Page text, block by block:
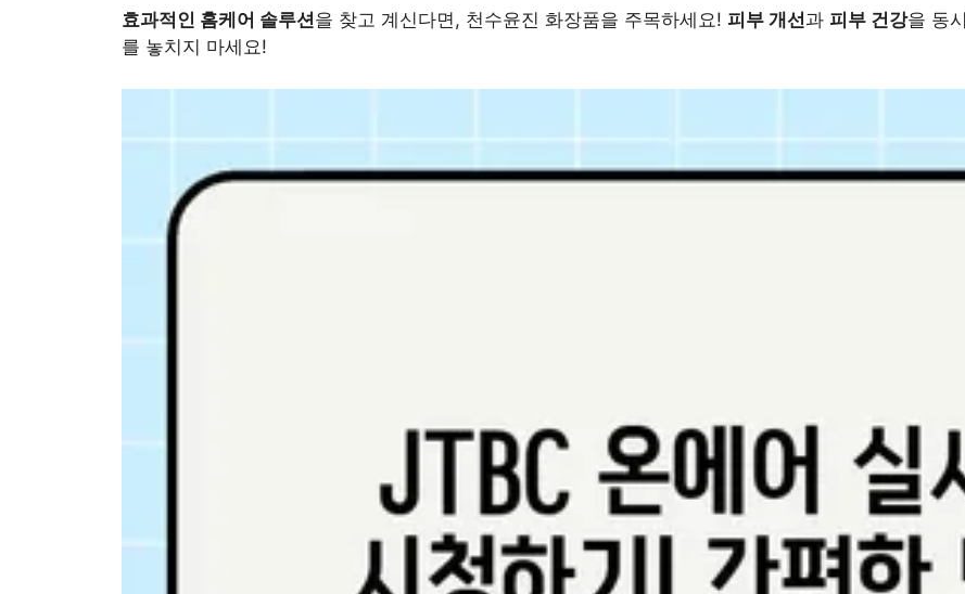
효과적인 홈케어 솔루션을 찾고 계신다면, 천수윤진 화장품을 주목하세요! 피부 개선과 피부 건강을 동
를 놓치지 마세요!